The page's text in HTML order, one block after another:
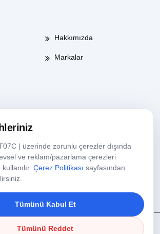
Hakkımızda
Markalar
08:00-17:30
| üzerinde zorunlu çerezler dışında
ve reklam/pazarlama çerezleri
Çerez Politikası sayfasından
Tümünü Kabul Et
Tümünü Reddet